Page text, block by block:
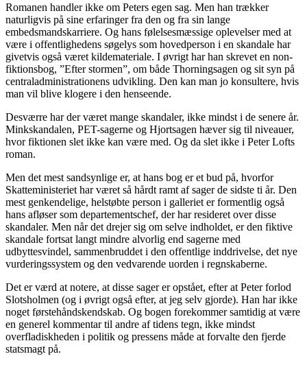
Romanen handler ikke om Peters egen sag. Men han trækker
naturligvis på sine erfaringer fra den og fra sin lange
embedsmandskarriere. Og hans følelsesmæssige oplevelser med at
være i offentlighedens søgelys som hovedperson i en skandale har
givetvis også været kildemateriale. I øvrigt har han skrevet en non-
fiktionsbog, ”Efter stormen”, om både Thorningsagen og sit syn på
centraladministrationens udvikling. Den kan man jo konsultere, hvis
man vil blive klogere i den henseende.
Desværre har der været mange skandaler, ikke mindst i de senere år.
Minkskandalen, PET-sagerne og Hjortsagen hæver sig til niveauer,
hvor fiktionen slet ikke kan være med. Og da slet ikke i Peter Lofts
roman.
Men det mest sandsynlige er, at hans bog er et bud på, hvorfor
Skatteministeriet har været så hårdt ramt af sager de sidste ti år. Den
mest genkendelige, helstøbte person i galleriet er formentlig også
hans afløser som departementschef, der har resideret over disse
skandaler. Men når det drejer sig om selve indholdet, er den fiktive
skandale fortsat langt mindre alvorlig end sagerne med
udbyttesvindel, sammenbruddet i den offentlige inddrivelse, det nye
vurderingssystem og den vedvarende uorden i regnskaberne.
Det er værd at notere, at disse sager er opstået, efter at Peter forlod
Slotsholmen (og i øvrigt også efter, at jeg selv gjorde). Han har ikke
noget førstehåndskendskab. Og bogen forekommer samtidig at være
en generel kommentar til andre af tidens tegn, ikke mindst
overfladiskheden i politik og pressens måde at forvalte den fjerde
statsmagt på.